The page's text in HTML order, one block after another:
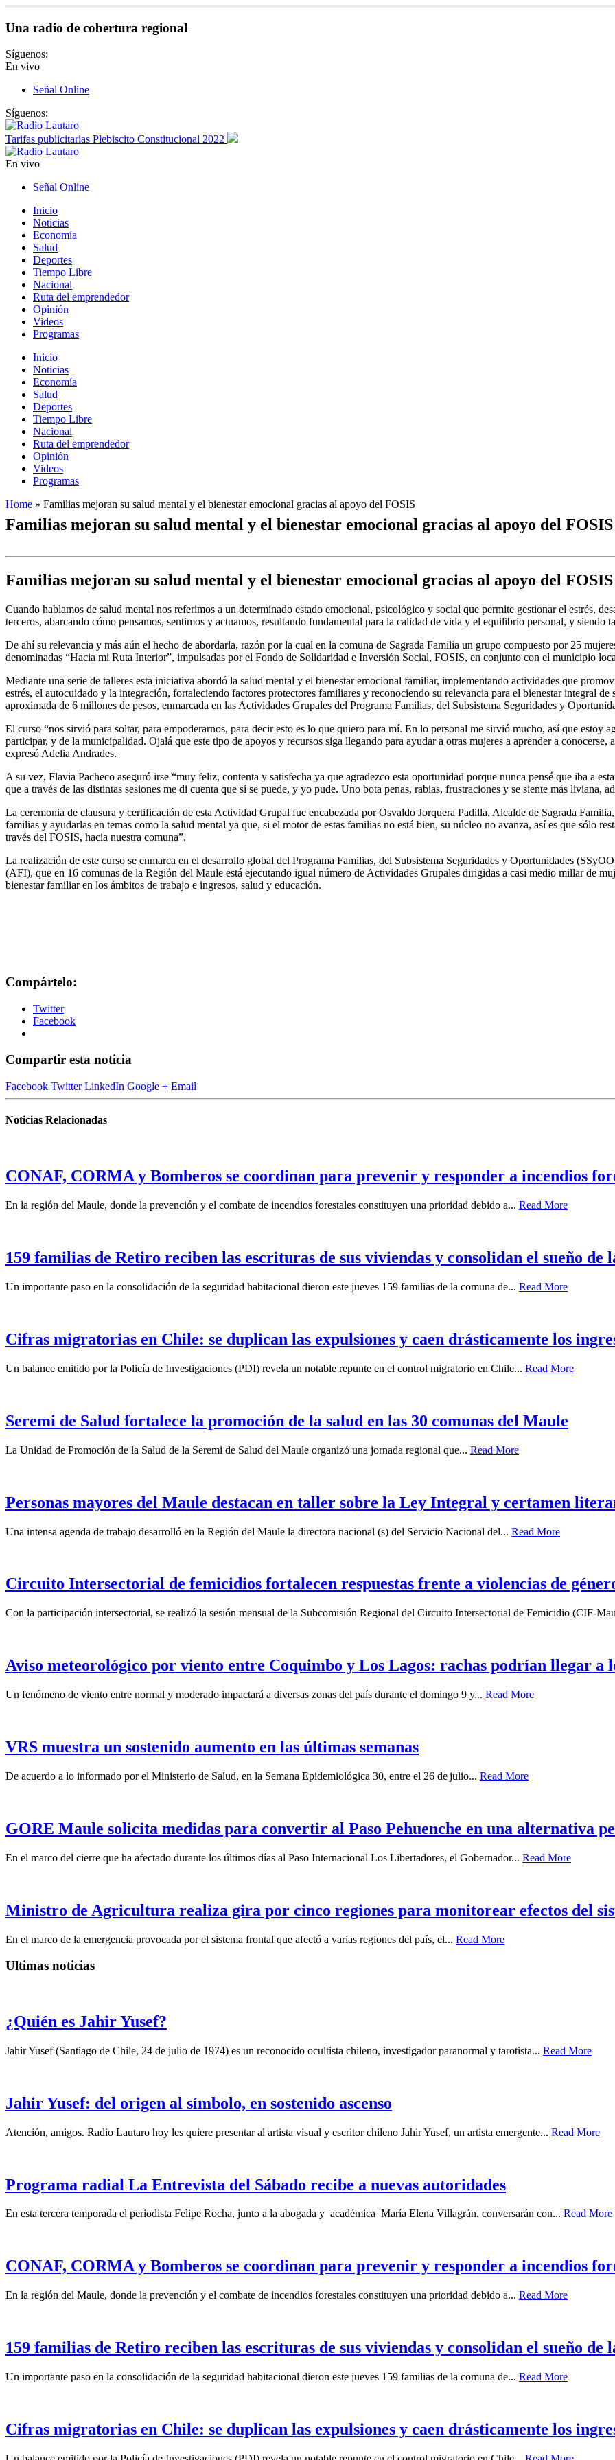
Una radio de cobertura regional
Síguenos:
En vivo
Señal Online
Síguenos:
Tarifas publicitarias Plebiscito Constitucional 2022
En vivo
Señal Online
Inicio
Noticias
Economía
Salud
Deportes
Tiempo Libre
Nacional
Ruta del emprendedor
Opinión
Videos
Programas
Inicio
Noticias
Economía
Salud
Deportes
Tiempo Libre
Nacional
Ruta del emprendedor
Opinión
Videos
Programas
Home » Familias mejoran su salud mental y el bienestar emocional gracias al apoyo del FOSIS
Familias mejoran su salud mental y el bienestar emocional gracias al apoyo del FOSIS
Familias mejoran su salud mental y el bienestar emocional gracias al apoyo del FOSIS
Cuando hablamos de salud mental nos referimos a un determinado estado emocional, psicológico y social que permite gestionar el estrés,
terceros, abarcando cómo pensamos, sentimos y actuamos, resultando fundamental para la calidad de vida y el equilibrio personal, y siendo
De ahí su relevancia y más aún el hecho de abordarla, razón por la cual en la comuna de Sagrada Familia un grupo compuesto por 25
denominadas “Hacia mi Ruta Interior”, impulsadas por el Fondo de Solidaridad e Inversión Social, FOSIS, en conjunto con el municipio
Mediante una serie de talleres esta iniciativa abordó la salud mental y el bienestar emocional familiar, implementando actividades que
estrés, el autocuidado y la integración, fortaleciendo factores protectores familiares y reconociendo su relevancia para el bienestar integral
aproximada de 6 millones de pesos, enmarcada en las Actividades Grupales del Programa Familias, del Subsistema Seguridades y
El curso “nos sirvió para soltar, para empoderarnos, para decir esto es lo que quiero para mí. En lo personal me sirvió mucho, así que estoy
participar, y de la municipalidad. Ojalá que este tipo de apoyos y recursos siga llegando para ayudar a otras mujeres a aprender a conocerse,
expresó Adelia Andrades.
A su vez, Flavia Pacheco aseguró irse “muy feliz, contenta y satisfecha ya que agradezco esta oportunidad porque nunca pensé que iba a
que a través de las distintas sesiones me di cuenta que sí se puede, y yo pude. Uno bota penas, rabias, frustraciones y se siente más liviana,
La ceremonia de clausura y certificación de esta Actividad Grupal fue encabezada por Osvaldo Jorquera Padilla, Alcalde de Sagrada
familias y ayudarlas en temas como la salud mental ya que, si el motor de estas familias no está bien, su núcleo no avanza, así es que sólo
través del FOSIS, hacia nuestra comuna”.
La realización de este curso se enmarca en el desarrollo global del Programa Familias, del Subsistema Seguridades y Oportunidades
(AFI), que en 16 comunas de la Región del Maule está ejecutando igual número de Actividades Grupales dirigidas a casi medio millar de
bienestar familiar en los ámbitos de trabajo e ingresos, salud y educación.
Compártelo:
Twitter
Facebook
Compartir esta noticia
Facebook Twitter LinkedIn Google + Email
Noticias Relacionadas
CONAF, CORMA y Bomberos se coordinan para prevenir y responder a incendios
En la región del Maule, donde la prevención y el combate de incendios forestales constituyen una prioridad debido a... Read More
159 familias de Retiro reciben las escrituras de sus viviendas y consolidan el sueño de
Un importante paso en la consolidación de la seguridad habitacional dieron este jueves 159 familias de la comuna de... Read More
Cifras migratorias en Chile: se duplican las expulsiones y caen drásticamente los
Un balance emitido por la Policía de Investigaciones (PDI) revela un notable repunte en el control migratorio en Chile... Read More
Seremi de Salud fortalece la promoción de la salud en las 30 comunas del Maule
La Unidad de Promoción de la Salud de la Seremi de Salud del Maule organizó una jornada regional que... Read More
Personas mayores del Maule destacan en taller sobre la Ley Integral y certamen
Una intensa agenda de trabajo desarrolló en la Región del Maule la directora nacional (s) del Servicio Nacional del... Read More
Circuito Intersectorial de femicidios fortalecen respuestas frente a violencias de
Con la participación intersectorial, se realizó la sesión mensual de la Subcomisión Regional del Circuito Intersectorial de Femicidio (CIF-
Aviso meteorológico por viento entre Coquimbo y Los Lagos: rachas podrían llegar a
Un fenómeno de viento entre normal y moderado impactará a diversas zonas del país durante el domingo 9 y... Read More
VRS muestra un sostenido aumento en las últimas semanas
De acuerdo a lo informado por el Ministerio de Salud, en la Semana Epidemiológica 30, entre el 26 de julio... Read More
GORE Maule solicita medidas para convertir al Paso Pehuenche en una alternativa
En el marco del cierre que ha afectado durante los últimos días al Paso Internacional Los Libertadores, el Gobernador... Read More
Ministro de Agricultura realiza gira por cinco regiones para monitorear efectos del
En el marco de la emergencia provocada por el sistema frontal que afectó a varias regiones del país, el... Read More
Ultimas noticias
¿Quién es Jahir Yusef?
Jahir Yusef (Santiago de Chile, 24 de julio de 1974) es un reconocido ocultista chileno, investigador paranormal y tarotista... Read More
Jahir Yusef: del origen al símbolo, en sostenido ascenso
Atención, amigos. Radio Lautaro hoy les quiere presentar al artista visual y escritor chileno Jahir Yusef, un artista emergente... Read More
Programa radial La Entrevista del Sábado recibe a nuevas autoridades
En esta tercera temporada el periodista Felipe Rocha, junto a la abogada y académica María Elena Villagrán, conversarán con... Read More
CONAF, CORMA y Bomberos se coordinan para prevenir y responder a incendios
En la región del Maule, donde la prevención y el combate de incendios forestales constituyen una prioridad debido a... Read More
159 familias de Retiro reciben las escrituras de sus viviendas y consolidan el sueño de
Un importante paso en la consolidación de la seguridad habitacional dieron este jueves 159 familias de la comuna de... Read More
Cifras migratorias en Chile: se duplican las expulsiones y caen drásticamente los